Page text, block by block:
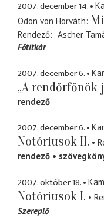
2007. december 14.
Ödön von Horváth
Rendező
Ascher
Főtitkár
2007. december 6.
„A rendőrfőnök
rendező
2007. december 6.
Notóriusok II.
rendező
2007. október 18.
Notóriusok I.
Szereplő